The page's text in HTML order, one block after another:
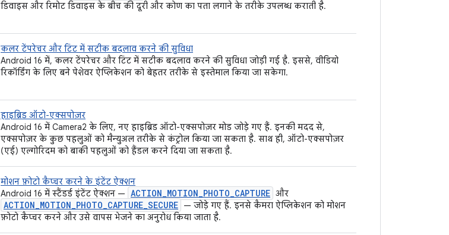
डिवाइस और रिमोट डिवाइस के बीच की दूरी और कोण का पता लगाने के तरीके उपलब्ध कराती है.
कलर टेंपरेचर और टिंट में सटीक बदलाव करने की सुविधा
Android 16 में, कलर टेंपरेचर और टिंट में सटीक बदलाव करने की सुविधा जोड़ी गई है. इससे, वीडियो
रिकॉर्डिंग के लिए बने पेशेवर ऐप्लिकेशन को बेहतर तरीके से इस्तेमाल किया जा सकेगा.
हाइब्रिड ऑटो-एक्सपोज़र
Android 16 में Camera2 के लिए, नए हाइब्रिड ऑटो-एक्सपोज़र मोड जोड़े गए हैं. इनकी मदद से,
एक्सपोज़र के कुछ पहलुओं को मैन्युअल तरीके से कंट्रोल किया जा सकता है. साथ ही, ऑटो-एक्सपोज़र
(एई) एल्गोरिदम को बाकी पहलुओं को हैंडल करने दिया जा सकता है.
मोशन फ़ोटो कैप्चर करने के इंटेंट ऐक्शन
Android 16 में स्टैंडर्ड इंटेंट ऐक्शन — ACTION_MOTION_PHOTO_CAPTURE और
ACTION_MOTION_PHOTO_CAPTURE_SECURE — जोड़े गए हैं. इनसे कैमरा ऐप्लिकेशन को मोशन
फ़ोटो कैप्चर करने और उसे वापस भेजने का अनुरोध किया जाता है.